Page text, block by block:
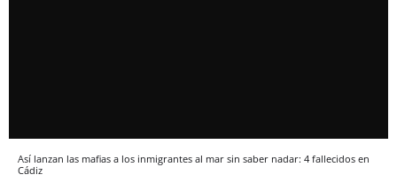
Así lanzan las mafias a los inmigrantes al mar sin saber nadar: 4 fallecidos en
Cádiz